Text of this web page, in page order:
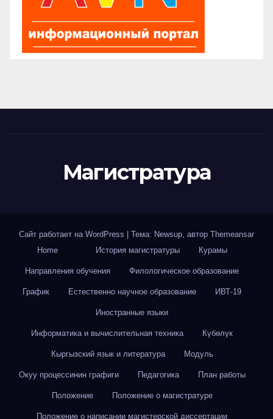
Магистратура
Сайт работает на WordPress Тема: Newsup, автор Themeansar
Home
История магистратуры Курамы
Направления обучения Филологическое образование
График Естественно научное образование ИВТ-19
Иностранные языки
Информатика и вычислительная техника Күбөлүк
Кыргызский язык и литература Модуль
Окуу процессинин графиги Педагогика План работы
Положение Положение о магистратуре
Положение о написании магистерской диссертации